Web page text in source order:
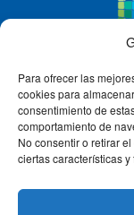
Para ofrecer las
cookies para
consentimiento de
comportamiento de
No consentir o retirar
ciertas características y
CLÍNICA
QUIÉNES